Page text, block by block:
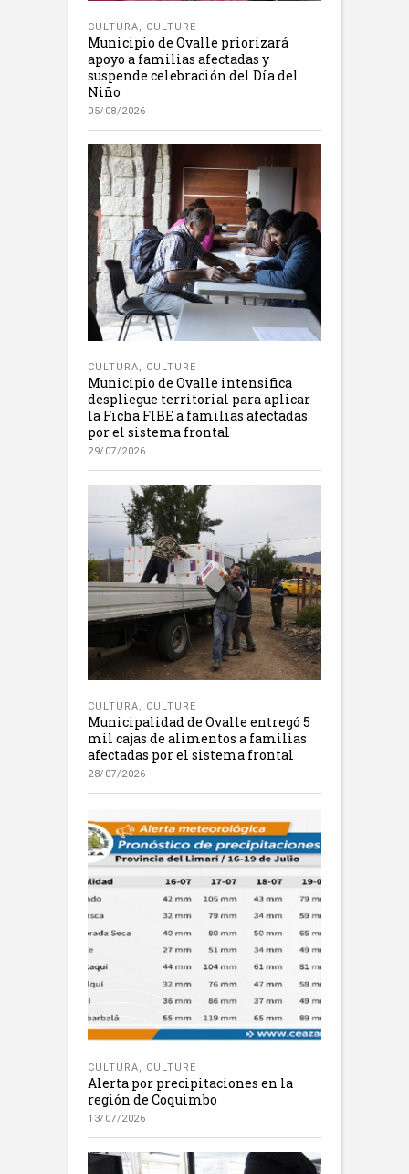
CULTURA, CULTURE
Municipio de Ovalle priorizará
apoyo a familias afectadas y
suspende celebración del Día del
Niño
05/08/2026
CULTURA, CULTURE
Municipio de Ovalle intensifica
despliegue territorial para aplicar
la Ficha FIBE a familias afectadas
por el sistema frontal
29/07/2026
CULTURA, CULTURE
Municipalidad de Ovalle entregó 5
mil cajas de alimentos a familias
afectadas por el sistema frontal
28/07/2026
CULTURA, CULTURE
Alerta por precipitaciones en la
región de Coquimbo
13/07/2026